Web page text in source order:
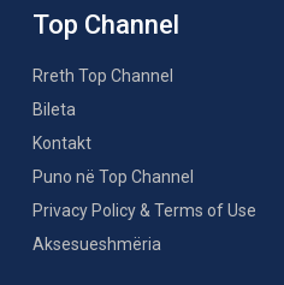
Top Channel
Rreth Top Channel
Bileta
Kontakt
Puno në Top Channel
Privacy Policy & Terms of Use
Aksesueshmëria